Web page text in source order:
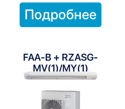
Подробнее
FAA-B + RZASG-
MV(1)/MY(1)
Advance-series